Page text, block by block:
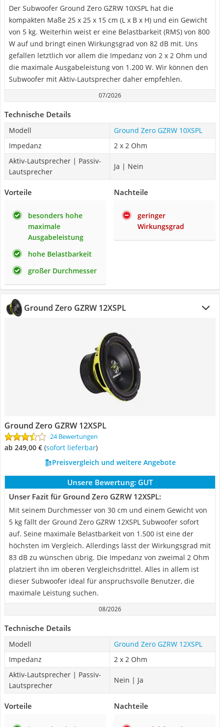
Der Subwoofer Ground Zero GZRW 10XSPL hat die
kompakten Maße 25 x 25 x 15 cm (L x B x H) und ein Gewicht
von 5 kg. Weiterhin weist er eine Belastbarkeit (RMS) von 800
W auf und bringt einen Wirkungsgrad von 82 dB mit. Uns
gefallen letztlich vor allem die Impedanz von 2 x 2 Ohm und
die maximale Ausgabeleistung von 1.200 W. Wir können den
Subwoofer mit Aktiv-Lautsprecher daher empfehlen.
07/2026
Technische Details
Modell
Ground Zero GZRW 10XSPL
Impedanz
2 x 2 Ohm
Aktiv-Lautsprecher | Passiv-
Lautsprecher
Ja | Nein
Vorteile
besonders hohe
maximale
Ausgabeleistung
hohe Belastbarkeit
großer Durchmesser
Nachteile
geringer
Wirkungsgrad
Ground Zero GZRW 12XSPL
Ground Zero GZRW 12XSPL
24 Bewertungen
ab 249,00 € ( Sofort lieferbar)
Preisvergleich und weitere Angebote
Unsere Bewertung: GUT
Unser Fazit für Ground Zero GZRW 12XSPL:
Mit seinem Durchmesser von 30 cm und einem Gewicht von
5 kg fällt der Ground Zero GZRW 12XSPL Subwoofer sofort
auf. Seine maximale Belastbarkeit von 1.500 ist eine der
höchsten im Vergleich. Allerdings lässt der Wirkungsgrad mit
83 dB zu wünschen übrig. Die Impedanz von zweimal 2 Ohm
platziert ihn im oberen Vergleichsdrittel. Alles in allem ist
dieser Subwoofer ideal für anspruchsvolle Benutzer, die
maximale Leistung suchen.
08/2026
Technische Details
Modell
Ground Zero GZRW 12XSPL
Impedanz
2 x 2 Ohm
Aktiv-Lautsprecher | Passiv-
Lautsprecher
Nein | Ja
Vorteile Nachteile